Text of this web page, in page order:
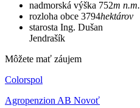
nadmorská výška 752m n.m.
rozloha obce 3794hektárov
starosta Ing. Dušan
Jendrašík
Môžete mať záujem
Colorspol
Agropenzion AB Novoť